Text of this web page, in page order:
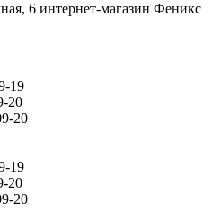
6 интернет-магазин Феникс
19
20
20
19
20
20